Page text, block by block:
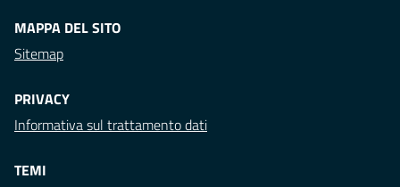
MAPPA DEL SITO
Sitemap
PRIVACY
Informativa sul trattamento dati
TEMI